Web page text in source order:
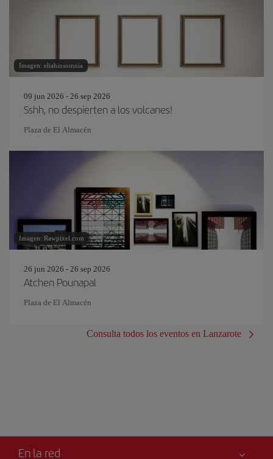
Imagen: eliahinsomnia
09 jun 2026 - 26 sep 2026
Sshh, no despierten a los volcanes!
Plaza de El Almacén
Imagen: Rawpixel.com
26 jun 2026 - 26 sep 2026
Atchen Pounapal
Plaza de El Almacén
Consulta todos los eventos en Lanzarote
En la red